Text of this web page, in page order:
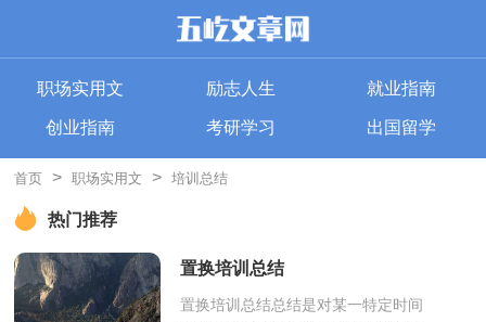
职场实用文 励志人生 就业指南
创业指南 考研学习 出国留学
首页 > 职场实用文 > 培训总结
热门推荐
置换培训总结
置换培训总结总结是对某一特定时间